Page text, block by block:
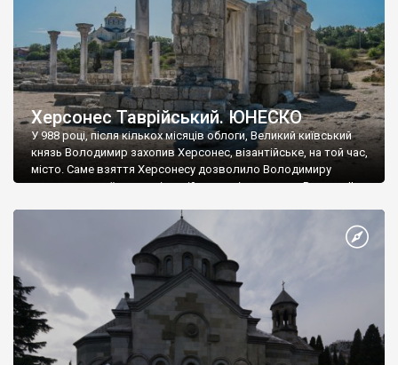
Херсонес Таврійський. ЮНЕСКО
У 988 році, після кількох місяців облоги, Великий київський
князь Володимир захопив Херсонес, візантійське, на той час,
місто. Саме взяття Херсонесу дозволило Володимиру
диктувати свої умови візантійському імператору Василю ІІ, та
Херсонесі Володимир-язичник, став Василем-християнином.
А потім було Хрещення Русі. На честь Херсонесу Таврійського